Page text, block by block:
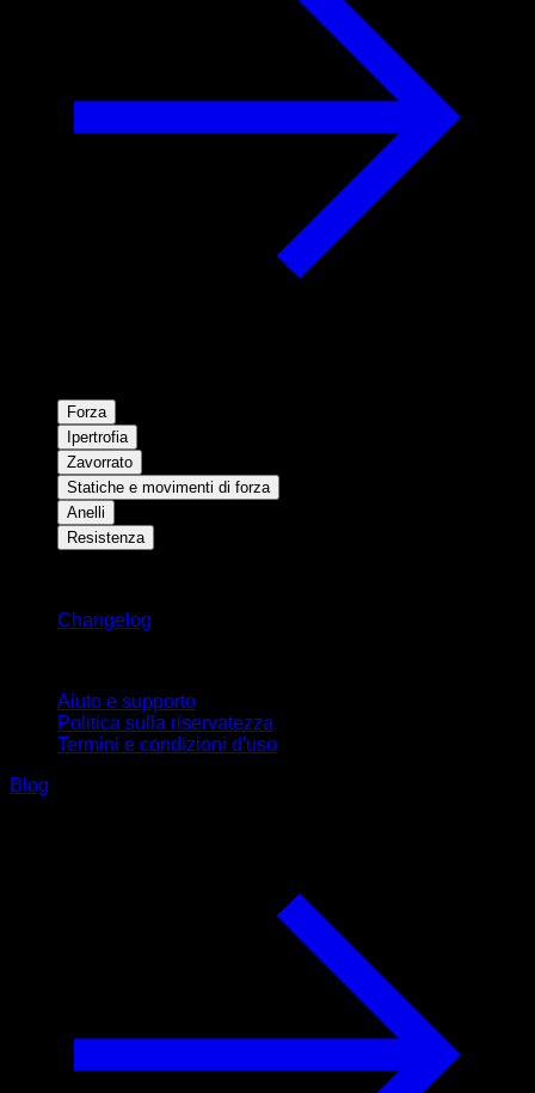
Forza
Ipertrofia
Zavorrato
Statiche e movimenti di forza
Anelli
Resistenza
Changelog
Aiuto e supporto
Politica sulla riservatezza
Termini e condizioni d'uso
Blog